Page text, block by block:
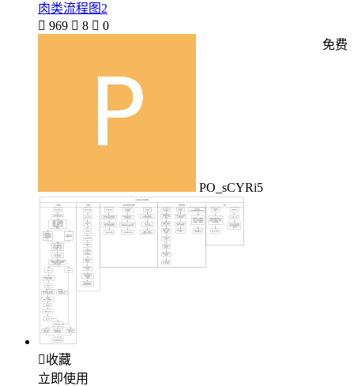
肉类流程图2
 969  8  0
PO_sCYRi5
免费
收藏
立即使用